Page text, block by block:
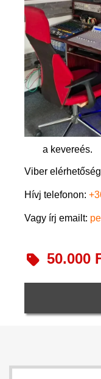
a kevereés.
Viber
Hívj telefonon:
Vagy írj emailt:
50.000